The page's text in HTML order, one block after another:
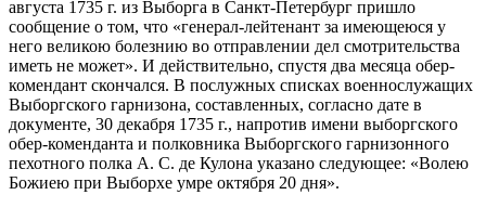
августа 1735 г. из Выборга в Санкт-Петербург пришло
сообщение о том, что «генерал-лейтенант за имеющеюся у
него великою болезнию во отправлении дел смотрительства
иметь не может». И действительно, спустя два месяца обер-
комендант скончался. В послужных списках военнослужащих
Выборгского гарнизона, составленных, согласно дате в
документе, 30 декабря 1735 г., напротив имени выборгского
обер-коменданта и полковника Выборгского гарнизонного
пехотного полка А. С. де Кулона указано следующее: «Волею
Божиею при Выборхе умре октября 20 дня».